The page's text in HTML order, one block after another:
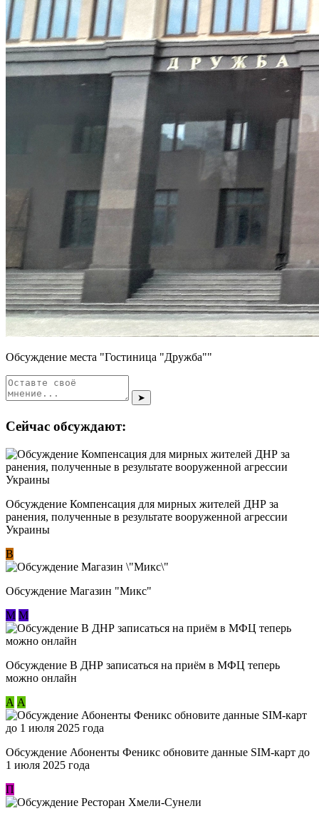
Обсуждение места "Гостиница "Дружба""
➤
Сейчас обсуждают:
Обсуждение Компенсация для мирных жителей ДНР за
ранения, полученные в результате вооруженной агрессии
Украины
В
Обсуждение Магазин "Микс"
М М
Обсуждение В ДНР записаться на приём в МФЦ теперь
можно онлайн
А А
Обсуждение Абоненты Феникс обновите данные SIM-карт до
1 июля 2025 года
П